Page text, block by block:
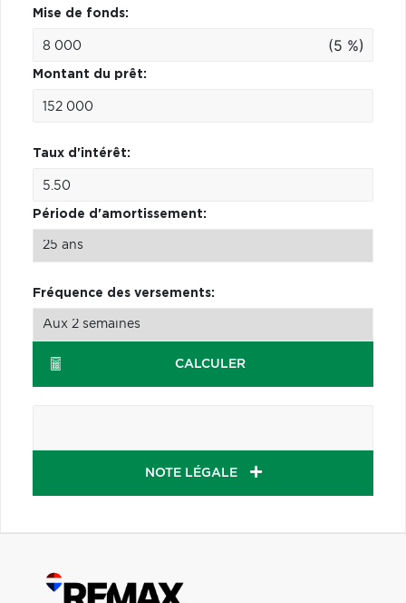
Mise de fonds:
(5 %)
Montant du prêt:
Taux d'intérêt:
Période d'amortissement:
Fréquence des versements:
CALCULER
NOTE LÉGALE